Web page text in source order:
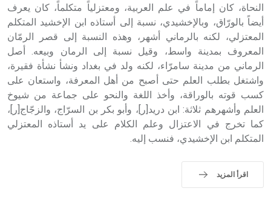
- هل تعلم أن أبجر Abgar اسم معروف جيداً يعود إلى عدد من
الملوك الذين حكموا مدينة إديسا (الرها) من أبجر الأول وحتى
التاسع، وهم ينتسبون إلى أسرة أوسروين
- هل تعلم أن الأبجدية الكنعانية تتألف من /22/ علامة كتابية
sign تكتب منفصلة غير متصلة، وتعتمد المبدأ الأكوروفوني،
حيث تقتصر القيمة الصوتية للعلامة الك
النحاة، كان إماماً في علم العربية، ومعتزلياً متكلماً، كان يعرف
أيضاً بالورّاق، وبالإخشيدي، نسبة إلى أستاذه ابن الإخشيد المتكلم
المعتزلي، لكنه بالرماني أشهر، وهذه النسبة إلى قصر الرمّان
المعروف بمدينة واسط، وقيل نسبة إلى الرمان وبيعه. أصل
الرماني من مدينة سامرّاء، لكنه ولد في بغداد ونشأ نشأة فقيرة،
واشتغل بطلب العلم حتى أصبح من أهل المعرفة، واستعان على
كسب قوته بالوراقة، وأخذ اللغة والنحو على جماعة من شيوخ
العلم وأشهرهم ثلاثة: ابن دريد[ر]، وأبو بكر بن السرّاج، والزجّاج[ر]،
كما تخرج في الاعتزال وعلم الكلام على يد أستاذه المعتزلي
المتكلم ابن الإخشيدي، فنسب إليه.
اقرأ المزيد